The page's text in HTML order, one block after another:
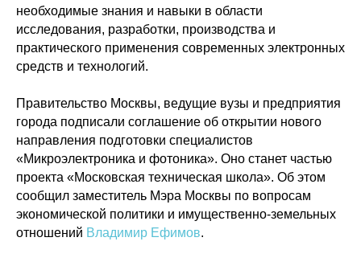
необходимые знания и навыки в области
исследования, разработки, производства и
практического применения современных электронных
средств и технологий.
Правительство Москвы, ведущие вузы и предприятия
города подписали соглашение об открытии нового
направления подготовки специалистов
«Микроэлектроника и фотоника». Оно станет частью
проекта «Московская техническая школа». Об этом
сообщил заместитель Мэра Москвы по вопросам
экономической политики и имущественно-земельных
отношений Владимир Ефимов.